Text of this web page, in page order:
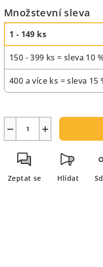
Množstevní sleva
1 - 149 ks
150 - 399 ks = sleva 10
400 a více ks = sleva 15
+
−
Zeptat se Hlídat